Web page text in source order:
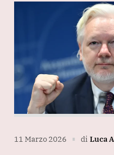
11 Marzo 2026 ∎ di Luca